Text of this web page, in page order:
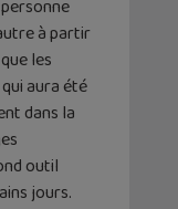
à partir
les
aura été
dans la
outil
jours.